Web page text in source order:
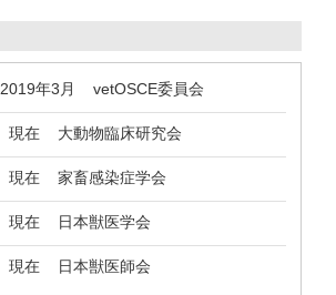
2019年3月 vetOSCE委員会
現在 大動物臨床研究会
現在 家畜感染症学会
現在 日本獣医学会
現在 日本獣医師会